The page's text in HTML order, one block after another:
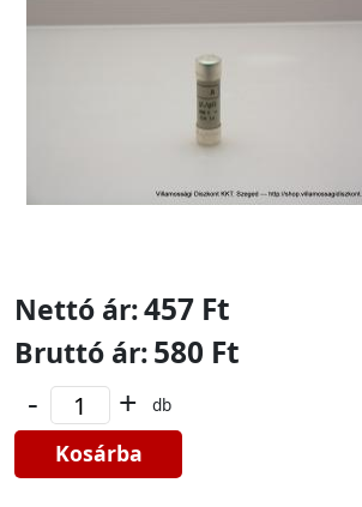
Nettó ár:457 Ft
Bruttó ár:580 Ft
- + db
Kosárba